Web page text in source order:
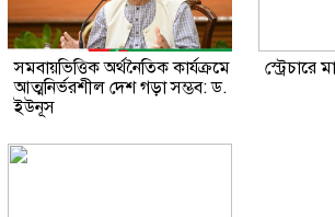
সমবায়ভিত্তিক অর্থনৈতিক কার্যক্রমে
আত্মনির্ভরশীল দেশ গড়া সম্ভব: ড.
ইউনূস
স্ট্রেচারে